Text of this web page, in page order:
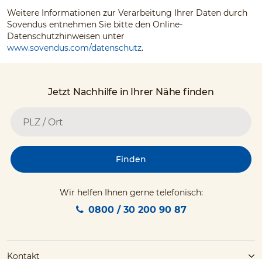
Weitere Informationen zur Verarbeitung Ihrer Daten durch
Sovendus entnehmen Sie bitte den Online-
Datenschutzhinweisen unter
www.sovendus.com/datenschutz.
Jetzt Nachhilfe in Ihrer Nähe finden
Finden
Wir helfen Ihnen gerne telefonisch:
0800 / 30 200 90 87
Kontakt